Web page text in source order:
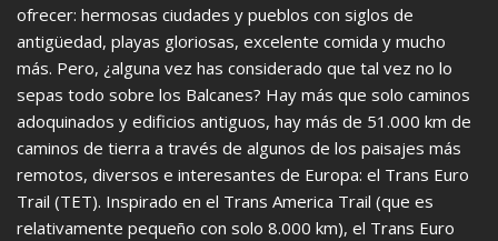
ofrecer: hermosas ciudades y pueblos con siglos de
antigüedad, playas gloriosas, excelente comida y mucho
más. Pero, ¿alguna vez has considerado que tal vez no lo
sepas todo sobre los Balcanes? Hay más que solo caminos
adoquinados y edificios antiguos, hay más de 51.000 km de
caminos de tierra a través de algunos de los paisajes más
remotos, diversos e interesantes de Europa: el Trans Euro
Trail (TET). Inspirado en el Trans America Trail (que es
relativamente pequeño con solo 8.000 km), el Trans Euro